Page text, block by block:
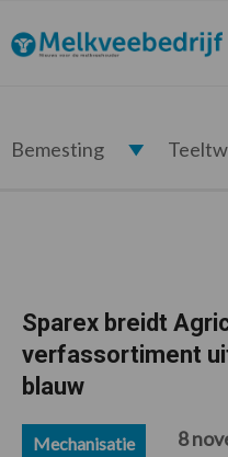
de
hoofdnavigatie
de
hoofd
de
eerste
de
voettekst
Melkveebedrijf.nl
Bemesting
Sparex breidt
verfassortiment
blauw
Mechanisatie 8